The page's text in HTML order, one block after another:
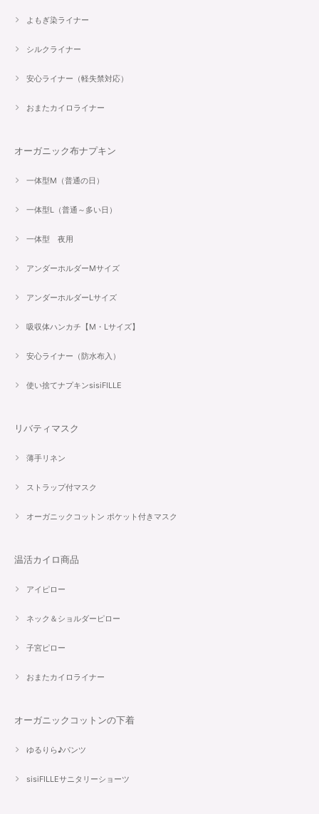
よもぎ染ライナー
シルクライナー
安心ライナー（軽失禁対応）
おまたカイロライナー
オーガニック布ナプキン
一体型M（普通の日）
一体型L（普通～多い日）
一体型 夜用
アンダーホルダーMサイズ
アンダーホルダーLサイズ
吸収体ハンカチ【M・Lサイズ】
安心ライナー（防水布入）
使い捨てナプキンsisiFILLE
リバティマスク
薄手リネン
ストラップ付マスク
オーガニックコットン ポケット付きマスク
温活カイロ商品
アイピロー
ネック＆ショルダーピロー
子宮ピロー
おまたカイロライナー
オーガニックコットンの下着
ゆるりら♪パンツ
sisiFILLEサニタリーショーツ